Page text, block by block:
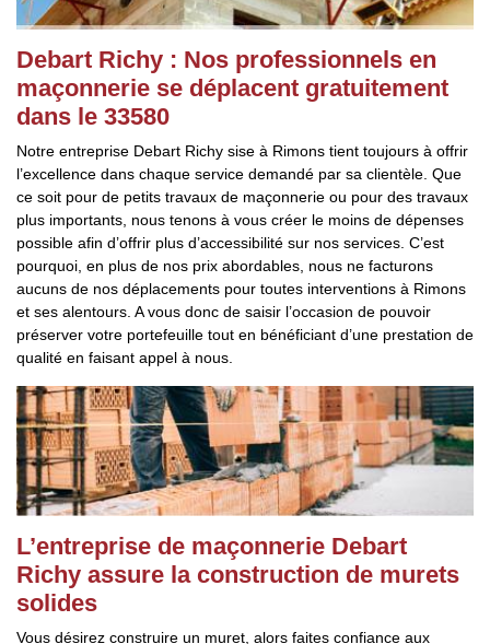
Debart Richy : Nos professionnels en
maçonnerie se déplacent gratuitement
dans le 33580
Notre entreprise Debart Richy sise à Rimons tient toujours à offrir
l’excellence dans chaque service demandé par sa clientèle. Que
ce soit pour de petits travaux de maçonnerie ou pour des travaux
plus importants, nous tenons à vous créer le moins de dépenses
possible afin d’offrir plus d’accessibilité sur nos services. C’est
pourquoi, en plus de nos prix abordables, nous ne facturons
aucuns de nos déplacements pour toutes interventions à Rimons
et ses alentours. A vous donc de saisir l’occasion de pouvoir
préserver votre portefeuille tout en bénéficiant d’une prestation de
qualité en faisant appel à nous.
L’entreprise de maçonnerie Debart
Richy assure la construction de murets
solides
Vous désirez construire un muret, alors faites confiance aux